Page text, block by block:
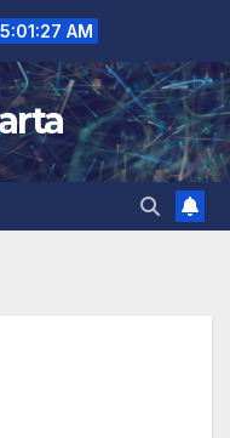
5:01:28 AM